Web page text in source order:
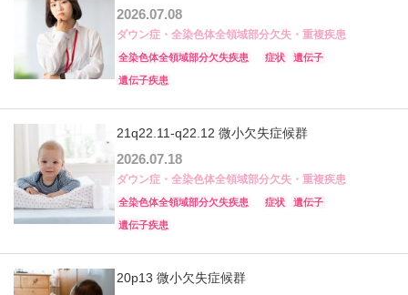
2026.07.08
ダウン症・全染色体全領域部分欠失・重複疾患
全染色体全領域部分欠失疾患 症状 遺伝子
遺伝子疾患
21q22.11-q22.12 微小欠失症候群
2026.07.18
ダウン症・全染色体全領域部分欠失・重複疾患
全染色体全領域部分欠失疾患 症状 遺伝子
遺伝子疾患
20p13 微小欠失症候群